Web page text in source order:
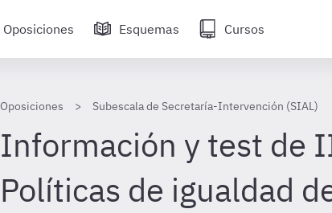
Oposiciones Esquemas Cursos
Oposiciones Subescala de Secretaría-Intervención (SIAL)
Información y test de
Políticas de igualdad